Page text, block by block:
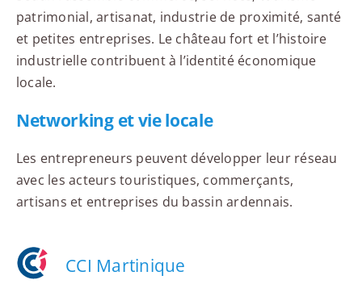
patrimonial, artisanat, industrie de proximité, santé
et petites entreprises. Le château fort et l’histoire
industrielle contribuent à l’identité économique
locale.
Networking et vie locale
Les entrepreneurs peuvent développer leur réseau
avec les acteurs touristiques, commerçants,
artisans et entreprises du bassin ardennais.
CCI Martinique